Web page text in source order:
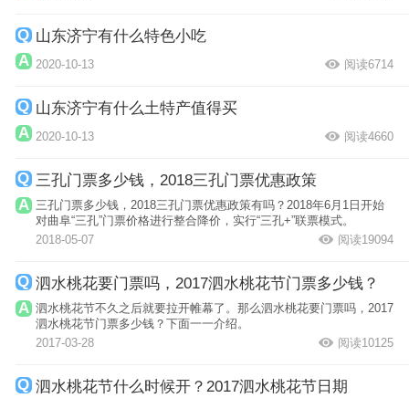
山东济宁有什么特色小吃
2020-10-13 阅读6714
山东济宁有什么土特产值得买
2020-10-13 阅读4660
三孔门票多少钱，2018三孔门票优惠政策
三孔门票多少钱，2018三孔门票优惠政策有吗？2018年6月1日开始
对曲阜“三孔”门票价格进行整合降价，实行“三孔+”联票模式。
2018-05-07
阅读19094
泗水桃花要门票吗，2017泗水桃花节门票多少钱？
泗水桃花节不久之后就要拉开帷幕了。那么泗水桃花要门票吗，2017
泗水桃花节门票多少钱？下面一一介绍。
2017-03-28
阅读10125
泗水桃花节什么时候开？2017泗水桃花节日期